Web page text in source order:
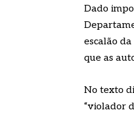
Dado
escalão
que as
No texto
“violador